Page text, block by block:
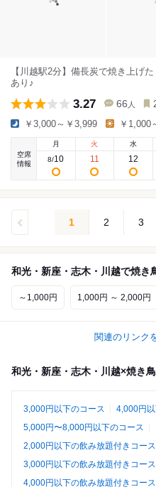
【川越駅2分】備長炭で焼き上げ
あり♪
3.27 66 人
￥3,000～￥3,999 ￥1,000
空席
情報
月
8/10
火
11
水
12
1 2 3
和光・新座・志木・川越で焼き
～1,000円 1,000円 ～ 2,000円
関連のリンク
和光・新座・志木・川越×焼き
3,000円以下のコース
4,000円
5,000円〜8,000円以下のコース
2,000円以下の飲み放題付きコース
3,000円以下の飲み放題付きコース
4,000円以下の飲み放題付きコース